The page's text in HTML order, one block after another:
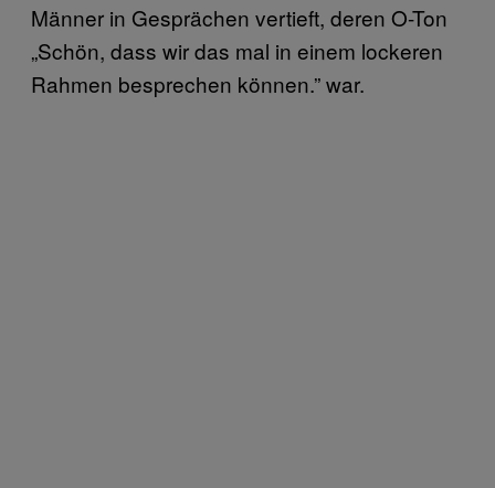
Männer in Gesprächen vertieft, deren O-Ton
„Schön, dass wir das mal in einem lockeren
Rahmen besprechen können.” war.